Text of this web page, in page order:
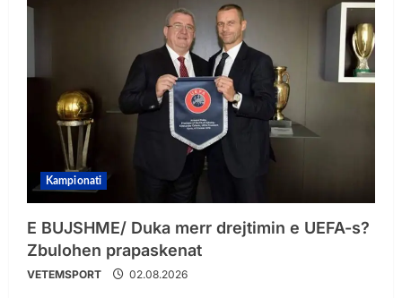
Kampionati
E BUJSHME/ Duka merr drejtimin e UEFA-s?
Zbulohen prapaskenat
VETEMSPORT 02.08.2026